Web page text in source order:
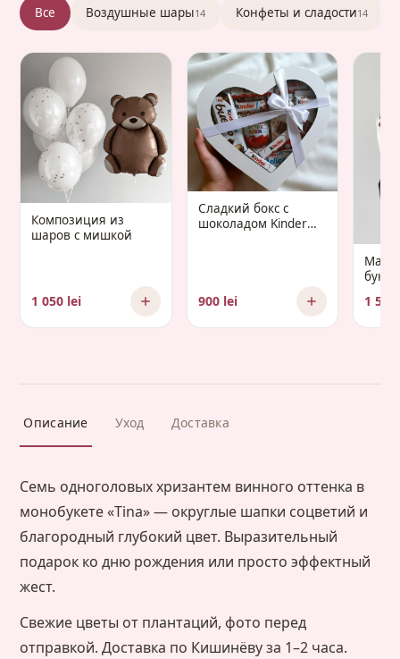
Все Воздушные шары14 Конфеты и сладости14
Композиция из
шаров с мишкой
1 050 lei
Сладкий бокс с
шоколадом Kinder
900 lei 1
Описание Уход Доставка
Семь одноголовых хризантем винного оттенка в
монобукете «Tina» — округлые шапки соцветий и
благородный глубокий цвет. Выразительный
подарок ко дню рождения или просто эффектный
жест.
Свежие цветы от плантаций, фото перед
отправкой. Доставка по Кишинёву за 1–2 часа.